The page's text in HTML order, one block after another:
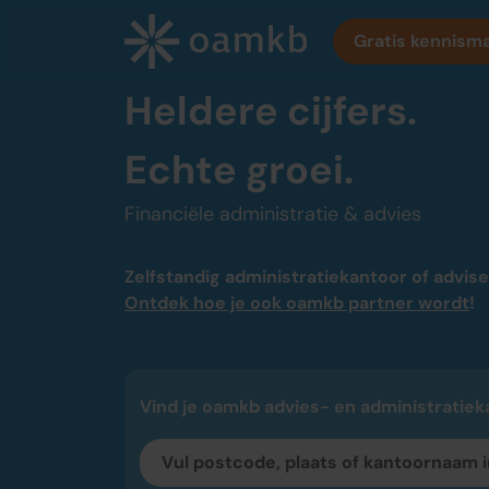
Gratis
Ervaar de voordelen
Heldere cijfers.
Echte groei.
Financiële administratie & advies
Zelfstandig administratiekantoor of
Ontdek hoe je ook oamkb partner wordt!
Vind je oamkb advies- en
Diensten
Belastingadvies
Zekerheid bij jaarrekening en cijfers
Bedrijfsadvies